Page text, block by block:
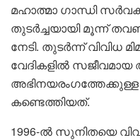
മഹാത്മാ ഗാന്ധി
തുടർച്ചയായി മൂന്ന്
നേടി. തുടർന്ന് വിവിധ
വേദികളിൽ സജീവമായ
അഭിനയരംഗത്തേക്കുള്ള
കണ്ടെത്തിയത്.
1996-ൽ സുനിതയെ